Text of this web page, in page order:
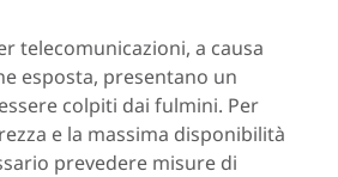
telecomunicazioni, a causa
esposta, presentano un
colpiti dai fulmini. Per
e la massima disponibilità
prevedere misure di